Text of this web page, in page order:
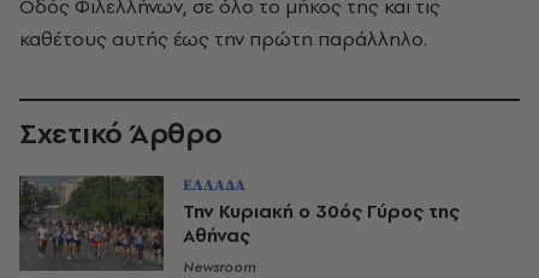
Οδός Φιλελλήνων, σε όλο το μήκος της και τις
καθέτους αυτής έως την πρώτη παράλληλο.
Σχετικό Άρθρο
ΕΛΛΑΔΑ
Την Κυριακή ο 30ός Γύρος της
Αθήνας
Newsroom